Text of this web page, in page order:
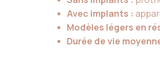
Avec implants :
Modèles légers en
Durée de vie